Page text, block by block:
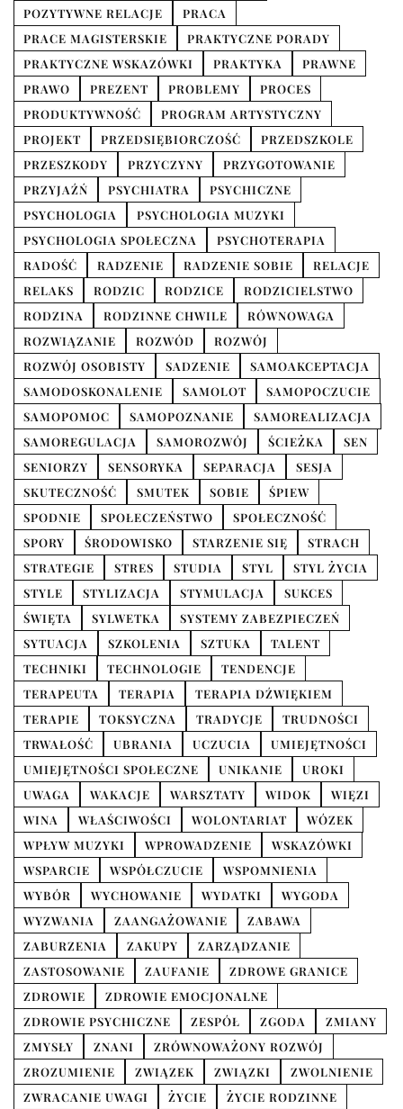
POZYTYWNE RELACJE
PRACA
PRACE MAGISTERSKIE
PRAKTYCZNE PORADY
PRAKTYCZNE WSKAZÓWKI
PRAKTYKA
PRAWNE
PRAWO
PREZENT PROBLEMY
PROCES
PRODUKTYWNOŚĆ
PROGRAM ARTYSTYCZNY
PROJEKT
PRZEDSIĘBIORCZOŚĆ
PRZEDSZKOLE
PRZESZKODY
PRZYCZYNY
PRZYGOTOWANIE
PRZYJAŹŃ
PSYCHIATRA
PSYCHICZNE
PSYCHOLOGIA
PSYCHOLOGIA MUZYKI
PSYCHOLOGIA SPOŁECZNA
PSYCHOTERAPIA
RADOŚĆ
RADZENIE RADZENIE SOBIE
RELACJE
RELAKS
RODZIC RODZICE
RODZICIELSTWO
RODZINA
RODZINNE CHWILE
RÓWNOWAGA
ROZWIĄZANIE
ROZWÓD
ROZWÓJ
ROZWÓJ OSOBISTY
SADZENIE
SAMOAKCEPTACJA
SAMODOSKONALENIE
SAMOLOT
SAMOPOCZUCIE
SAMOPOMOC
SAMOPOZNANIE
SAMOREALIZACJA
SAMOREGULACJA
SAMOROZWÓJ ŚCIEŻKA
SEN
SENIORZY
SENSORYKA SEPARACJA
SESJA
SKUTECZNOŚĆ
SMUTEK SOBIE
ŚPIEW
SPODNIE
SPOŁECZEŃSTWO
SPOŁECZNOŚĆ
SPORY
ŚRODOWISKO STARZENIE SIĘ
STRACH
STRATEGIE
STRES STUDIA STYL
STYL ŻYCIA
STYLE
STYLIZACJA STYMULACJA
SUKCES
ŚWIĘTA
SYLWETKA
SYSTEMY ZABEZPIECZEŃ
SYTUACJA
SZKOLENIA SZTUKA
TALENT
TECHNIKI
TECHNOLOGIE
TENDENCJE
TERAPEUTA
TERAPIA
TERAPIA DŹWIĘKIEM
TERAPIE
TOKSYCZNA TRADYCJE
TRUDNOŚCI
TRWAŁOŚĆ
UBRANIA UCZUCIA
UMIEJĘTNOŚCI
UMIEJĘTNOŚCI SPOŁECZNE
UNIKANIE
UROKI
UWAGA
WAKACJE WARSZTATY WIDOK
WIĘZI
WINA
WŁAŚCIWOŚCI WOLONTARIAT
WÓZEK
WPŁYW MUZYKI
WPROWADZENIE
WSKAZÓWKI
WSPARCIE
WSPÓŁCZUCIE
WSPOMNIENIA
WYBÓR
WYCHOWANIE WYDATKI
WYGODA
WYZWANIA
ZAANGAŻOWANIE
ZABAWA
ZABURZENIA
ZAKUPY
ZARZĄDZANIE
ZASTOSOWANIE
ZAUFANIE
ZDROWE GRANICE
ZDROWIE
ZDROWIE EMOCJONALNE
ZDROWIE PSYCHICZNE
ZESPÓŁ ZGODA
ZMIANY
ZMYSŁY
ZNANI
ZRÓWNOWAŻONY ROZWÓJ
ZROZUMIENIE
ZWIĄZEK ZWIĄZKI
ZWOLNIENIE
ZWRACANIE UWAGI
ŻYCIE ŻYCIE RODZINNE